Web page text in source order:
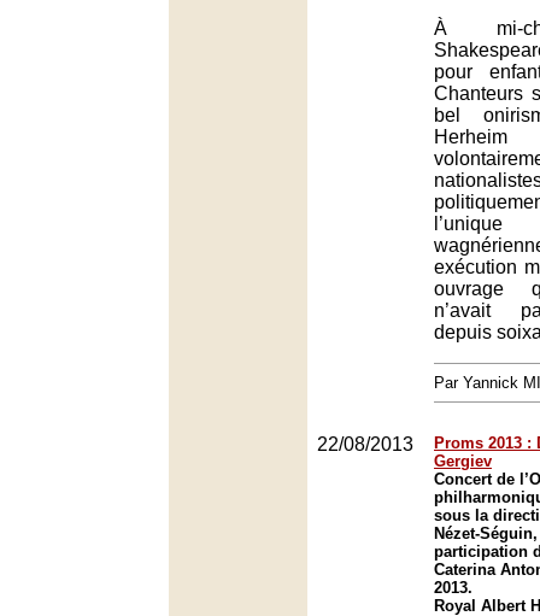
À mi-
pour
Chanteurs
bel
exécution
ouvrage
n’avait
depuis
Par Yannick
22/08/2013
Proms 2013 :
Gergiev
Concert de
sous la
Nézet-
participation
Caterina
2013.
Royal Albert